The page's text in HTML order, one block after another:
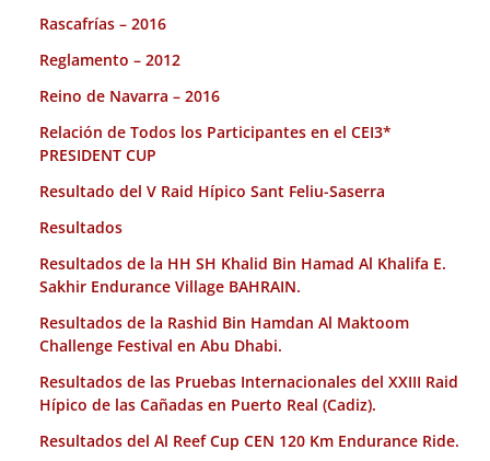
Rascafrías – 2016
Reglamento – 2012
Reino de Navarra – 2016
Relación de Todos los Participantes en el CEI3*
PRESIDENT CUP
Resultado del V Raid Hípico Sant Feliu-Saserra
Resultados
Resultados de la HH SH Khalid Bin Hamad Al Khalifa E.
Sakhir Endurance Village BAHRAIN.
Resultados de la Rashid Bin Hamdan Al Maktoom
Challenge Festival en Abu Dhabi.
Resultados de las Pruebas Internacionales del XXIII Raid
Hípico de las Cañadas en Puerto Real (Cadiz).
Resultados del Al Reef Cup CEN 120 Km Endurance Ride.